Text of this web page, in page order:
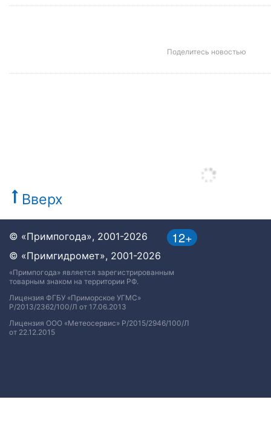
Поделитесь новостью
Вверх
12+
© «Примпогода», 2001-2026
© «Примгидромет», 2001-2026
«Примпогода» является зарегистрированным
товарным знаком на территории РФ.
Лицензия ФГБУ «Приморское УГМС»
Р/2013/2362/100/Л от 17.06.2013
Лицензия ООО «Метеосервис» Р/2015/2946/100/Л
от 22.12.2015